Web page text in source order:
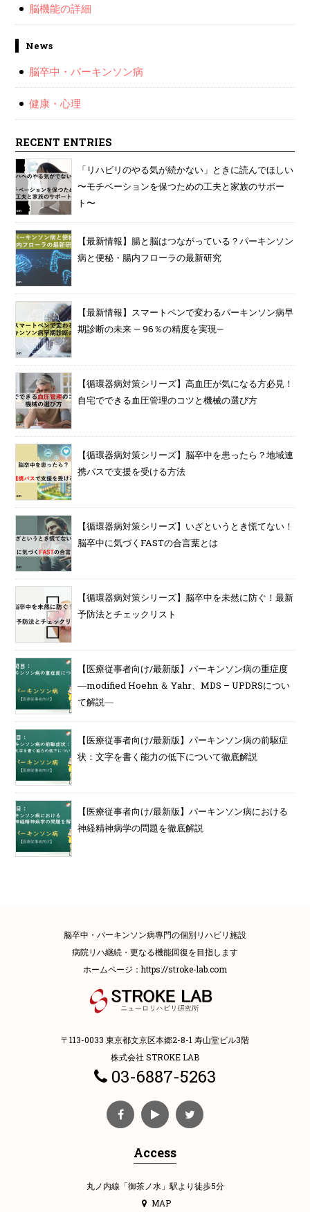
脳機能の詳細
News
脳卒中・パーキンソン病
健康・心理
RECENT ENTRIES
「リハビリのやる気が続かない」ときに読んでほしい
〜モチベーションを保つための工夫と家族のサポー
ト〜
【最新情報】腸と脳はつながっている？パーキンソン
病と便秘・腸内フローラの最新研究
【最新情報】スマートペンで変わるパーキンソン病早
期診断の未来 — 96％の精度を実現—
【循環器病対策シリーズ】高血圧が気になる方必見！
自宅でできる血圧管理のコツと機械の選び方
【循環器病対策シリーズ】脳卒中を患ったら？地域連
携パスで支援を受ける方法
【循環器病対策シリーズ】いざというとき慌てない！
脳卒中に気づくFASTの合言葉とは
【循環器病対策シリーズ】脳卒中を未然に防ぐ！最新
予防法とチェックリスト
【医療従事者向け/最新版】パーキンソン病の重症度
―modified Hoehn ＆ Yahr、MDS – UPDRSについ
て解説―
【医療従事者向け/最新版】パーキンソン病の前駆症
状：文字を書く能力の低下について徹底解説
【医療従事者向け/最新版】パーキンソン病における
神経精神病学の問題を徹底解説
脳卒中・パーキンソン病專門の個別リハビリ施設
病院リハ継続・更なる機能回復を目指します
ホームページ：https://stroke-lab.com
〒113-0033 東京都文京区本郷2-8-1 寿山堂ビル3階
株式会社 STROKE LAB
03-6887-5263
Access
丸ノ内線「御茶ノ水」駅より徒歩5分
MAP